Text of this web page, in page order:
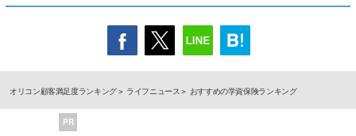
オリコン顧客満足度ランキング ライフニュース おすすめの学資保険ランキング
PR